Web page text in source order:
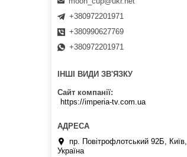
+380972201971
+380990627769
+380972201971
ІНШІ ВИДИ ЗВ'ЯЗКУ
Сайт компанії
https://imperia-tv.com.ua
пр. Повітрофлотський 92Б, Київ,
Україна